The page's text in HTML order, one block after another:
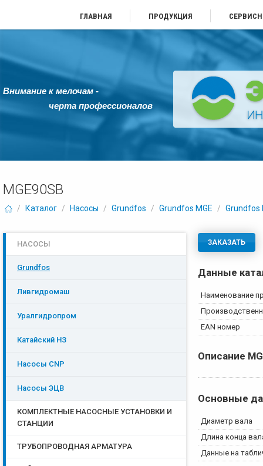
ГЛАВНАЯ ПРОДУКЦИЯ
Внимание к мелочам -
черта профессионалов
MGE90SB
/ Каталог / Насосы / Grundfos / Grundfos MGE / Grundfos
ЗАКАЗАТЬ
Данные
Наименование
EAN номер
Описание
Основные
Диаметр вала
Длина конца
Данные на
НАСОСЫ
Grundfos
Ливгидромаш
Уралгидропром
Катайский НЗ
Насосы CNP
Насосы ЭЦB
КОМПЛЕКТНЫЕ НАСОСНЫЕ УСТАНОВКИ И
СТАНЦИИ
ТРУБОПРОВОДНАЯ АРМАТУРА